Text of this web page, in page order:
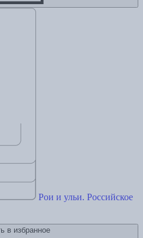
Рои и ульи. Российское
в избранное